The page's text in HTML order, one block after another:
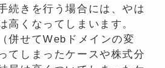
続きを行う場合には、やは
高くなってしまいます。
併せてWebドメインの変
てしまったケースや株式分